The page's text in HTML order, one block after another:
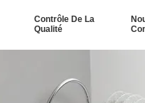
Contrôle De La
Qualité